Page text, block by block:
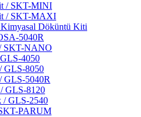
/ SKT-MINI
/ SKT-MAXI
Döküntü Kiti
5040R
SKT-NANO
4050
GLS-8050
GLS-5040R
GLS-8120
/ GLS-2540
PARUM